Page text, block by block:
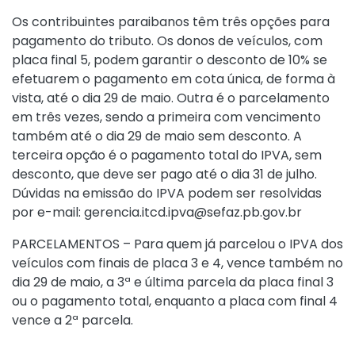
Os contribuintes paraibanos têm três opções para
pagamento do tributo. Os donos de veículos, com
placa final 5, podem garantir o desconto de 10% se
efetuarem o pagamento em cota única, de forma à
vista, até o dia 29 de maio. Outra é o parcelamento
em três vezes, sendo a primeira com vencimento
também até o dia 29 de maio sem desconto. A
terceira opção é o pagamento total do IPVA, sem
desconto, que deve ser pago até o dia 31 de julho.
Dúvidas na emissão do IPVA podem ser resolvidas
por e-mail: gerencia.itcd.ipva@sefaz.pb.gov.br
PARCELAMENTOS – Para quem já parcelou o IPVA dos
veículos com finais de placa 3 e 4, vence também no
dia 29 de maio, a 3ª e última parcela da placa final 3
ou o pagamento total, enquanto a placa com final 4
vence a 2ª parcela.